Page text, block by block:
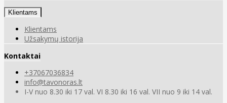
Klientams
Klientams
Užsakymų istorija
Kontaktai
+37067036834
info@tavonoras.lt
I-V nuo 8.30 iki 17 val. VI 8.30 iki 16 val. VII nuo 9 iki 14 val.